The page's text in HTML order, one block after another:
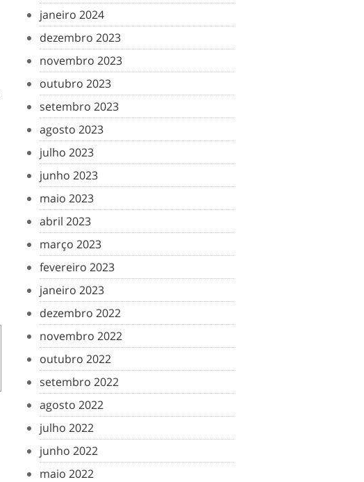
janeiro 2024
dezembro 2023
novembro 2023
outubro 2023
setembro 2023
agosto 2023
julho 2023
junho 2023
maio 2023
abril 2023
março 2023
fevereiro 2023
janeiro 2023
dezembro 2022
novembro 2022
outubro 2022
setembro 2022
agosto 2022
julho 2022
junho 2022
maio 2022